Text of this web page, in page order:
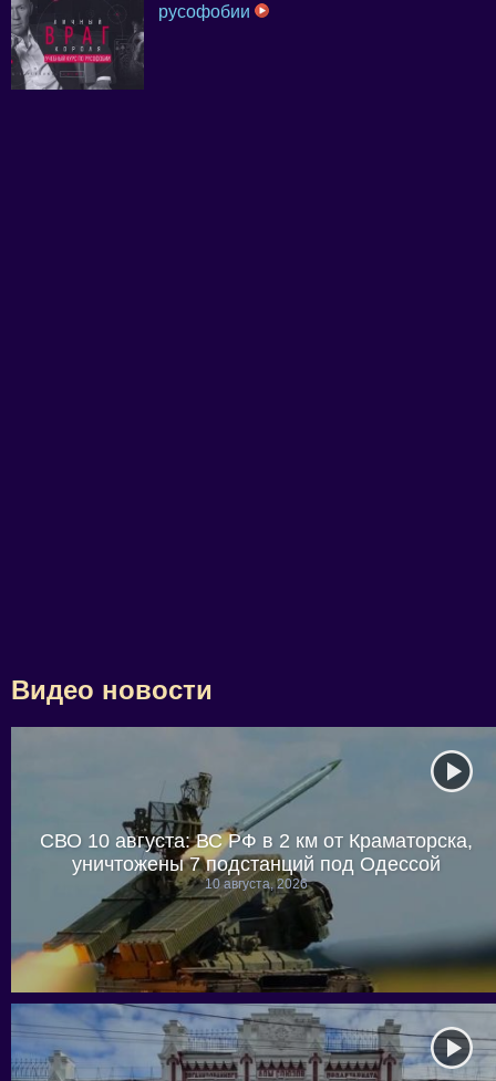
русофобии
Видео новости
СВО 10 августа: ВС РФ в 2 км от Краматорска,
уничтожены 7 подстанций под Одессой
10 августа, 2026